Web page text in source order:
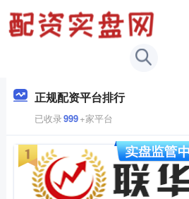
正规配资平台排行
已收录999+家平台